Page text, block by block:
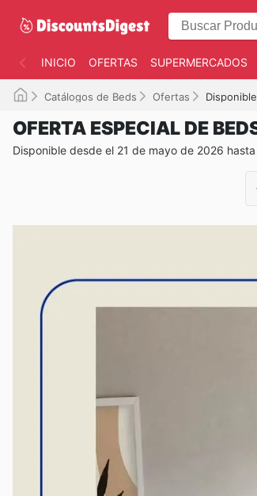
INICIO OFERTAS SUPERMERCADOS
Catálogos de Beds Ofertas
OFERTA ESPECIAL DE
Disponible desde el 21 de mayo de 2026